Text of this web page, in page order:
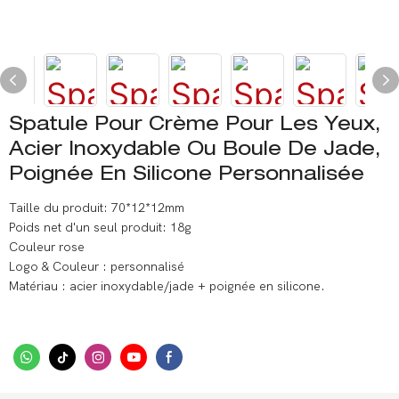
Spatule Pour Crème Pour Les Yeux,
Acier Inoxydable Ou Boule De Jade,
Poignée En Silicone Personnalisée
Taille du produit: 70*12*12mm
Poids net d'un seul produit: 18g
Couleur rose
Logo & Couleur : personnalisé
Matériau : acier inoxydable/jade + poignée en silicone.